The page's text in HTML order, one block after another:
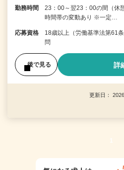
勤務時間
23：00～翌23：00の間（休
時間帯の変動あり ※一定…
応募資格
18歳以上（労働基準法第61
問
後で見る 詳
更新日：
1